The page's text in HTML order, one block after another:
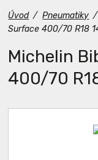
Úvod / Pneumatiky /
Surface 400/70 R18
Michelin
400/70